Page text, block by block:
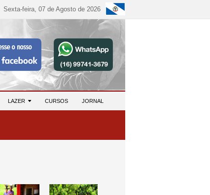
Sexta-feira, 07 de Agosto de 2026
LAZER CURSOS JORNAL